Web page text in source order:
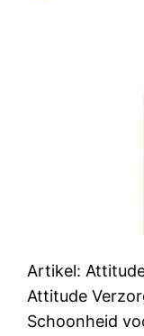
Artikel:
Attitude
Schoonheid